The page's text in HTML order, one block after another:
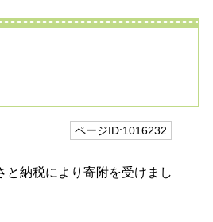
ページID:1016232
と納税により寄附を受けまし